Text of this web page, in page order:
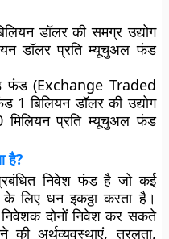
डॉलर की समग्र उद्योग
डॉलर प्रति म्यूचुअल फंड
फंड (Exchange Traded
बिलियन डॉलर की उद्योग
प्रति म्यूचुअल फंड
है?
निवेश फंड है जो कई
लिए धन इकठ्ठा करता है।
दोनों निवेश कर सकते
अर्थव्यवस्थाएं, तरलता,